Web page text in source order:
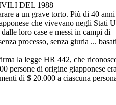
DEL 1988
a un grave torto. Più di 40
che vivevano negli Stati
loro case e messi in campi di
processo, senza giuria ...
la legge HR 442, che
persone di origine giapponese
di $ 20.000 a ciascuna